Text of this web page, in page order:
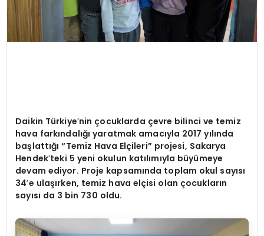
Daikin Türkiye’nin çocuklarda çevre bilinci ve temiz
hava farkındalığı yaratmak amacıyla 2017 yılında
başlattığı “Temiz Hava Elçileri” projesi, Sakarya
Hendek’teki 5 yeni okulun katılımıyla büyümeye
devam ediyor. Proje kapsamında toplam okul sayısı
34’e ulaşırken, temiz hava elçisi olan çocukların
sayısı da 3 bin 730 oldu.